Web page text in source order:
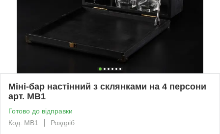
Міні-бар настінний з склянками на 4 персони
арт. MB1
Готово до відправки
Код: MB1
Роздріб